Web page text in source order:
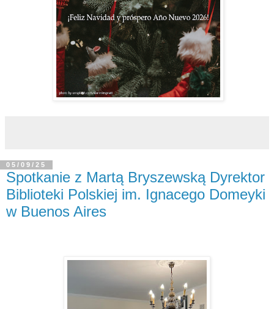
05/09/25
Spotkanie z Martą Bryszewską Dyrektor
Biblioteki Polskiej im. Ignacego Domeyki
w Buenos Aires